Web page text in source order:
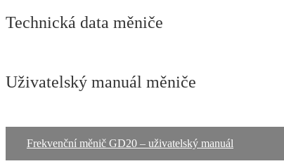
Technická data měniče
Uživatelský manuál měniče
Frekvenční měnič GD20 – uživatelský manuál